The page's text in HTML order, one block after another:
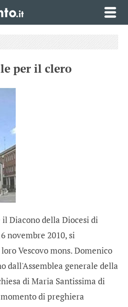
per il clero
Diacono della Diocesi di
novembre 2010, si
Vescovo mons. Domenico
dall'Assemblea generale della
di Maria Santissima di
di preghiera